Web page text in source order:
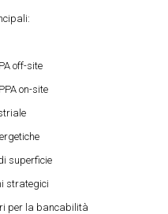
off-site
on-site
superficie
strategici
per la bancabilità